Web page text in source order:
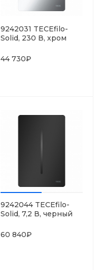
9242031 TECEfilo-
Solid, 230 В, хром
44 730₽
9242044 TECEfilo-
Solid, 7,2 В, черный
60 840₽